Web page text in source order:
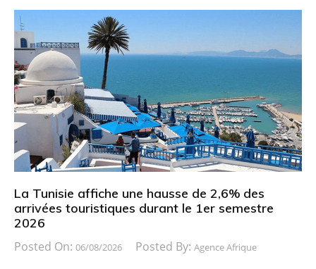
La Tunisie affiche une hausse de 2,6% des
arrivées touristiques durant le 1er semestre
2026
Posted On: 06/08/2026 Posted By: Agence Afrique